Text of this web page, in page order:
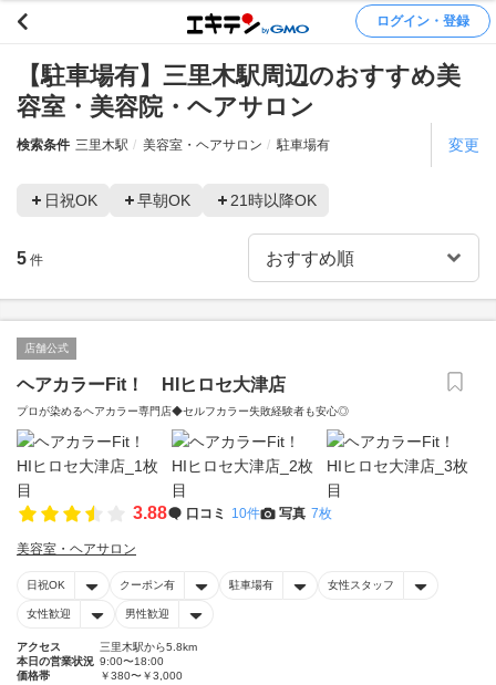
ログイン・登録
【駐車場有】三里木駅周辺のおすすめ美
容室・美容院・ヘアサロン
検索条件 三里木駅 美容室・ヘアサロン 駐車場有 変更
日祝OK 早朝OK 21時以降OK
5 件
店舗公式
ヘアカラーFit！ HIヒロセ大津店
プロが染めるヘアカラー専門店◆セルフカラー失敗経験者も安心◎
3.88 口コミ 10件 写真 7枚
美容室・ヘアサロン
日祝OK クーポン有 駐車場有 女性スタッフ
女性歓迎 男性歓迎
アクセス
三里木駅から5.8km
本日の営業状況 9:00〜18:00
価格帯
￥380〜￥3,000